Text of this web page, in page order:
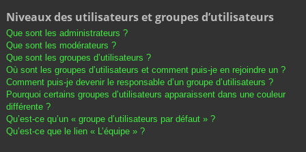
Niveaux des utilisateurs et groupes d’utilisateurs
Que sont les administrateurs ?
Que sont les modérateurs ?
Que sont les groupes d’utilisateurs ?
Où sont les groupes d’utilisateurs et comment puis-je en rejoindre un ?
Comment puis-je devenir le responsable d’un groupe d’utilisateurs ?
Pourquoi certains groupes d’utilisateurs apparaissent dans une couleur
différente ?
Qu’est-ce qu’un « groupe d’utilisateurs par défaut » ?
Qu’est-ce que le lien « L’équipe » ?